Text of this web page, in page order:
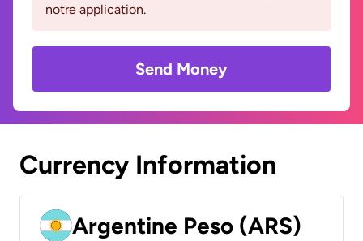
notre application.
Send Money
Currency Information
Argentine Peso (ARS)